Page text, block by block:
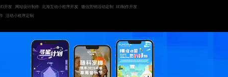
开发 网站设计制作 北海互动小程序开发 微信营销活动定制
H5制作开发
活动小程序定制